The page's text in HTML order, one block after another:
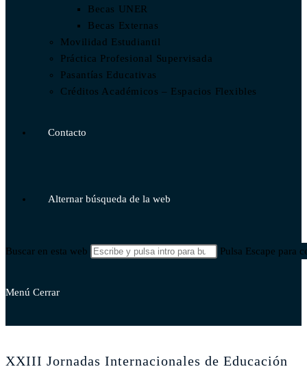
Becas UNER
Becas Externas
Movilidad Estudiantil
Práctica Profesional Supervisada
Pasantías Educativas
Créditos Académicos – Espacios Flexibles
Contacto
Alternar búsqueda de la web
Buscar en esta web Pulsa Escape para
Menú Cerrar
XXIII Jornadas Internacionales de Educación